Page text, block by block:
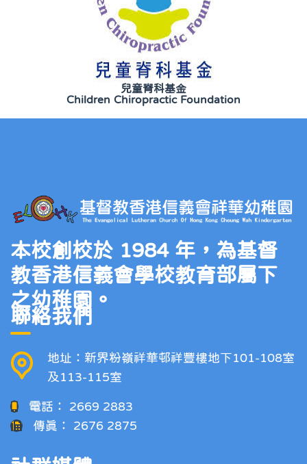
兒童脊科基金
Children Chiropractic Foundation
本校創校於 1984 年，為基督
教香港信義會學校教育部屬下
之幼稚園。
聯絡我們
地址：新界粉嶺祥華邨祥豐樓地下101-108室
及113-115室
電話： 2669 2883
傳真： 2676 2875